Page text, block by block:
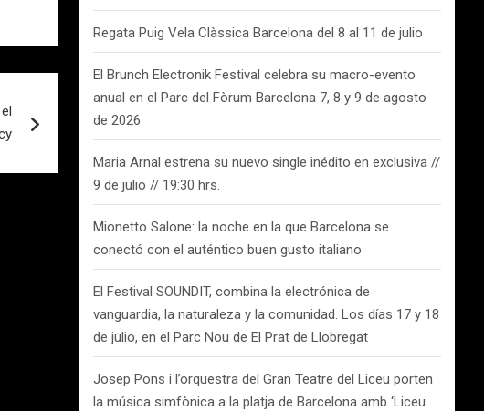
Regata Puig Vela Clàssica Barcelona del 8 al 11 de julio
El Brunch Electronik Festival celebra su macro-evento
anual en el Parc del Fòrum Barcelona 7, 8 y 9 de agosto
de 2026
Maria Arnal estrena su nuevo single inédito en exclusiva //
9 de julio // 19:30 hrs.
Mionetto Salone: la noche en la que Barcelona se
conectó con el auténtico buen gusto italiano
El Festival SOUNDIT, combina la electrónica de
vanguardia, la naturaleza y la comunidad. Los días 17 y 18
de julio, en el Parc Nou de El Prat de Llobregat
Josep Pons i l’orquestra del Gran Teatre del Liceu porten
la música simfònica a la platja de Barcelona amb ‘Liceu